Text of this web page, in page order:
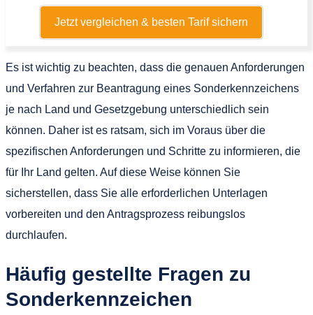
Jetzt vergleichen & besten Tarif sichern
Es ist wichtig zu beachten, dass die genauen Anforderungen
und Verfahren zur Beantragung eines Sonderkennzeichens
je nach Land und Gesetzgebung unterschiedlich sein
können. Daher ist es ratsam, sich im Voraus über die
spezifischen Anforderungen und Schritte zu informieren, die
für Ihr Land gelten. Auf diese Weise können Sie
sicherstellen, dass Sie alle erforderlichen Unterlagen
vorbereiten und den Antragsprozess reibungslos
durchlaufen.
Häufig gestellte Fragen zu
Sonderkennzeichen